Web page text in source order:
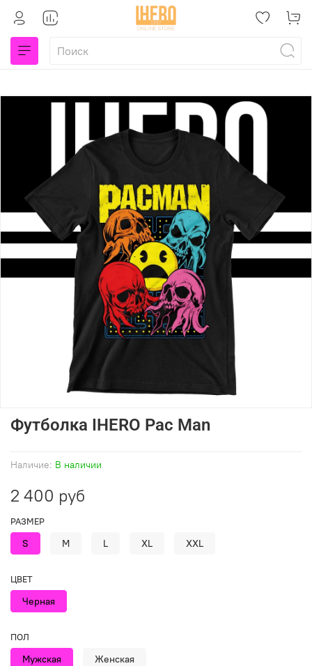
Наличие: В наличии
Футболка IHERO Pac Man
2 400 руб
РАЗМЕР
S M L XL XXL
ЦВЕТ
Черная
ПОЛ
Мужская Женская